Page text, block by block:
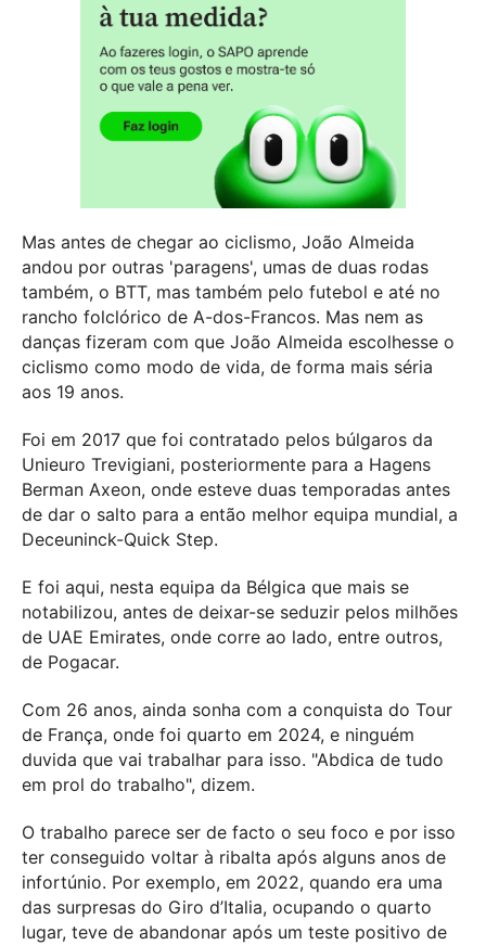
Mas antes de chegar ao ciclismo, João Almeida
andou por outras 'paragens', umas de duas rodas
também, o BTT, mas também pelo futebol e até no
rancho folclórico de A-dos-Francos. Mas nem as
danças fizeram com que João Almeida escolhesse o
ciclismo como modo de vida, de forma mais séria
aos 19 anos.
Foi em 2017 que foi contratado pelos búlgaros da
Unieuro Trevigiani, posteriormente para a Hagens
Berman Axeon, onde esteve duas temporadas antes
de dar o salto para a então melhor equipa mundial, a
Deceuninck-Quick Step.
E foi aqui, nesta equipa da Bélgica que mais se
notabilizou, antes de deixar-se seduzir pelos milhões
de UAE Emirates, onde corre ao lado, entre outros,
de Pogacar.
Com 26 anos, ainda sonha com a conquista do Tour
de França, onde foi quarto em 2024, e ninguém
duvida que vai trabalhar para isso. "Abdica de tudo
em prol do trabalho", dizem.
O trabalho parece ser de facto o seu foco e por isso
ter conseguido voltar à ribalta após alguns anos de
infortúnio. Por exemplo, em 2022, quando era uma
das surpresas do Giro d’Italia, ocupando o quarto
lugar, teve de abandonar após um teste positivo de